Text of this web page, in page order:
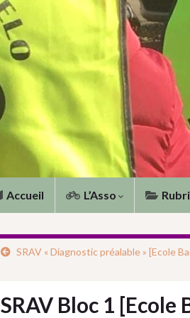
Accueil L’Asso
SRAV « Diagnostic préalable » [Ecole
SRAV Bloc 1 [Ecole